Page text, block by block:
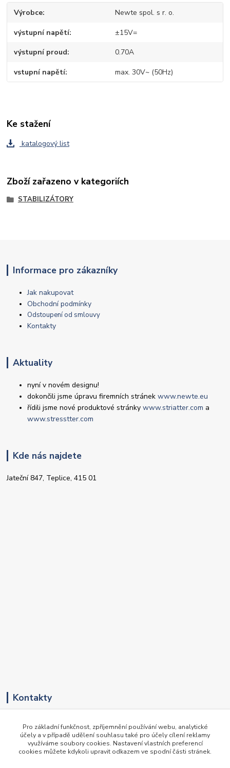
Výrobce Newte spol. s r. o.
výstupní napětí ±15V=
výstupní proud 0.70A
vstupní napětí max. 30V~ (50Hz)
Ke stažení
katalogový list
Zboží zařazeno v kategoriích
STABILIZÁTORY
Informace pro zákazníky
Jak nakupovat
Obchodní podmínky
Odstoupení od smlouvy
Kontakty
Aktuality
nyní v novém designu!
dokončili jsme úpravu firemních stránekwww.newte.eu
řídili jsme nové produktové stránkywww.striatter.com a
www.stresstter.com
Kde nás najdete
Jateční 847, Teplice, 415 01
Kontakty
+420 417 536 531
(Pondělí-Pátek, 8-16 hod.)
obchod@newte.cz
Pro základní funkčnost, zpříjemnění používání webu, analytické
účely a v případě udělení souhlasu také pro účely cílení reklamy
využíváme soubory cookies. Nastavení vlastních preferencí
cookies můžete kdykoli upravit odkazem ve spodní části stránek.